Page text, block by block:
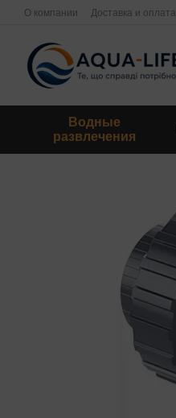
Перейти к основному контенту
О компании Доставка и оплата
Водные
развлечения